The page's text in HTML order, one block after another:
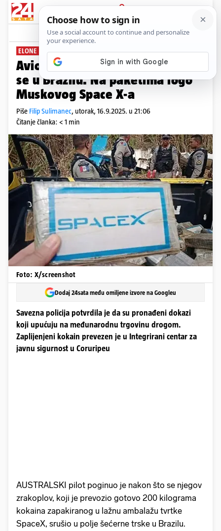
PRIJAVA
News Komentari
ELONE JAVI SE
Avion s 200 kg kokaina srušio
se u Brazilu. Na paketima logo
Muskovog Space X-a
Piše Filip Sulimanec, utorak, 16.9.2025. u 21:06
Čitanje članka: < 1 min
Foto: X/screenshot
Dodaj 24sata među omiljene izvore na Googleu
Savezna policija potvrdila je da su pronađeni dokazi
koji upućuju na međunarodnu trgovinu drogom.
Zaplijenjeni kokain prevezen je u Integrirani centar za
javnu sigurnost u Coruripeu
AUSTRALSKI pilot poginuo je nakon što se njegov
zrakoplov, koji je prevozio gotovo 200 kilograma
kokaina zapakiranog u lažnu ambalažu tvrtke
SpaceX, srušio u polje šećerne trske u Brazilu.